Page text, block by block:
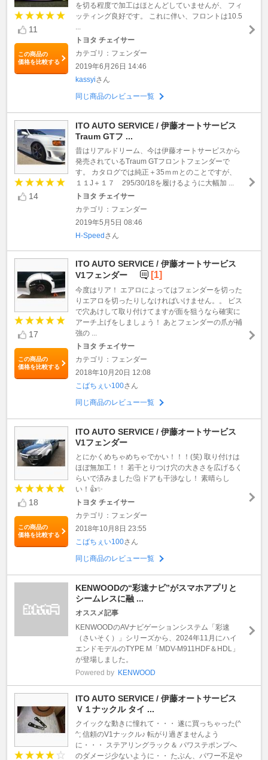
11
この商品の
価格を比較する
を切る程度で加工はほとんどしていませんが、 フィ
ッティング良好です。 これに伴い、フロントは10.5
...
トヨタ チェイサー
カテゴリ：フェンダー
2019年6月26日 14:46
kassyiさん
同じ商品のレビュー一覧
14
ITO AUTO SERVICE / 伊藤オートサービス
Traum GTフ ...
昔はリアルドリーム、今は伊藤オートサービスから
発売されているTraum GTフロントフェンダーで
す。 カタログでは純正＋35ｍｍとのことですが、
１１J＋１７ 295/30/18を履けるように大幅加 ...
トヨタ チェイサー
カテゴリ：フェンダー
2019年5月5日 08:46
H-Speed さん
17
この商品の
価格を比較する
ITO AUTO SERVICE / 伊藤オートサービス
V1フェンダー
[1]
今度はリア！ エアロによってはフェンダーを切った
りエアロを切ったりしなければいけません。。 ビス
で穴あけして取り付けてますが面を狙うなら確実に
アーチ上げをしましょう！ あとフェンダーの爪が補
強の ...
トヨタ チェイサー
カテゴリ：フェンダー
2018年10月20日 12:08
こばちぇい100さん
同じ商品のレビュー一覧
18
この商品の
価格を比較する
ITO AUTO SERVICE / 伊藤オートサービス
V1フェンダー
とにかくめちゃめちゃでかい！！！(笑) 取り付けは
ほぼ無加工！！ 若干とりつけ穴の大きさを広げるく
らいで済みました🤔 ドアも干渉なし！ 素晴らし
い！👍✨
トヨタ チェイサー
カテゴリ：フェンダー
2018年10月8日 23:55
こばちぇい100さん
同じ商品のレビュー一覧
KENWOODの“彩速ナビ”がスマホアプリと
シームレスに融 ...
オススメ記事
KENWOODのAVナビゲーションシステム「彩速
（さいそく）」シリーズから、2024年11月にハイ
エンドモデルのTYPE M「MDV-M911HDF＆HDL」
が登場しました。
Powered by KENWOOD
ITO AUTO SERVICE / 伊藤オートサービス
Ｖ１ナックル タイ ...
クイックな動きに憧れて・・・ 遂に買っちゃった(^
^; 信頼のV1ナックル♪ 転がり過ぎませんよう
に・・・ ステアリングラック＆ パワステポンプへ
のダメージ少ないように・・ たぶん、パワー不足や